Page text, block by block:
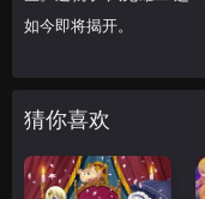
如今即将揭开。
猜你喜欢